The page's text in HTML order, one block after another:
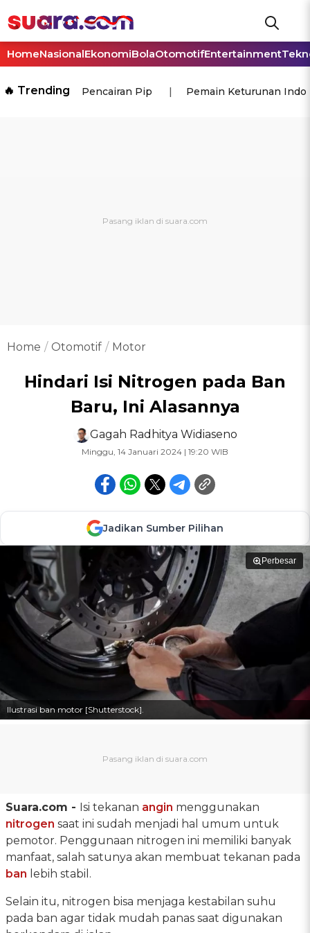
HomeNasionalEkonomiBolaOtomotifEntertainment
🔥 Trending Pencairan Pip Pemain Keturunan
Home Otomotif Motor
Hindari Isi Nitrogen pada Ban
Baru, Ini Alasannya
Gagah Radhitya Widiaseno
Minggu, 14 Januari 2024 | 19:20 WIB
Jadikan Sumber Pilihan
Perbesar
Ilustrasi ban motor [Shutterstock].
Suara.com - Isi tekanan angin menggunakan
nitrogen saat ini sudah menjadi hal umum untuk
pemotor. Penggunaan nitrogen ini memiliki banyak
manfaat, salah satunya akan membuat tekanan pada
ban lebih stabil.
Selain itu, nitrogen bisa menjaga kestabilan suhu
pada ban agar tidak mudah panas saat digunakan